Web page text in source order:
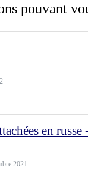
pouvant
en russe
2021